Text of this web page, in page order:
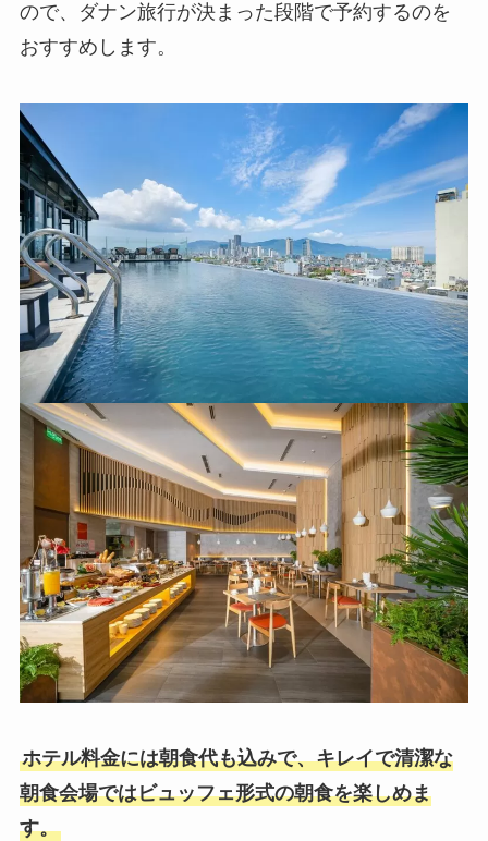
ので、ダナン旅行が決まった段階で予約するのを
おすすめします。
ホテル料金には朝食代も込みで、キレイで清潔な
朝食会場ではビュッフェ形式の朝食を楽しめま
す。